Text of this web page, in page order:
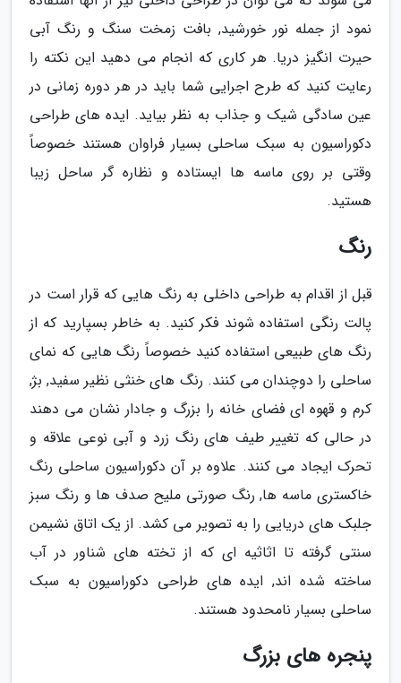
نمود از جمله نور خورشید, بافت زمخت سنگ و رنگ آبی
حیرت انگیز دریا. هر کاری که انجام می دهید این نکته را
رعایت کنید که طرح اجرایی شما باید در هر دوره زمانی در
عین سادگی شیک و جذاب به نظر بیاید. ایده های طراحی
دکوراسیون به سبک ساحلی بسیار فراوان هستند خصوصاً
وقتی بر روی ماسه ها ایستاده و نظاره گر ساحل زیبا
هستید.
رنگ
قبل از اقدام به طراحی داخلی به رنگ هایی که قرار است در
پالت رنگی استفاده شوند فکر کنید. به خاطر بسپارید که از
رنگ های طبیعی استفاده کنید خصوصاً رنگ هایی که نمای
ساحلی را دوچندان می کنند. رنگ های خنثی نظیر سفید, بژ,
کرم و قهوه ای فضای خانه را بزرگ و جادار نشان می دهند
در حالی که تغییر طیف های رنگ زرد و آبی نوعی علاقه و
تحرک ایجاد می کنند. علاوه بر آن دکوراسیون ساحلی رنگ
خاکستری ماسه ها, رنگ صورتی ملیح صدف ها و رنگ سبز
جلبک های دریایی را به تصویر می کشد. از یک اتاق نشیمن
سنتی گرفته تا اثاثیه ای که از تخته های شناور در آب
ساخته شده اند, ایده های طراحی دکوراسیون به سبک
ساحلی بسیار نامحدود هستند.
پنجره های بزرگ